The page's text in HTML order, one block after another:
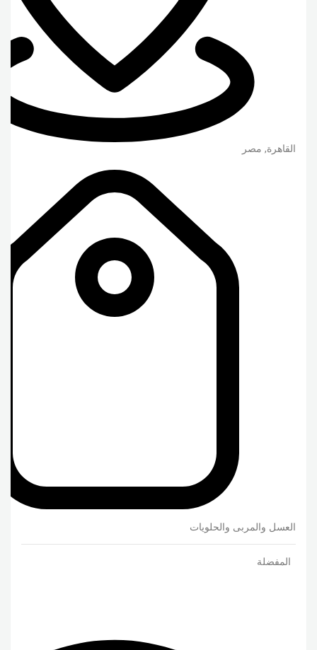
القاهرة, مصر
العسل والمربى والحلويات
المفضلة